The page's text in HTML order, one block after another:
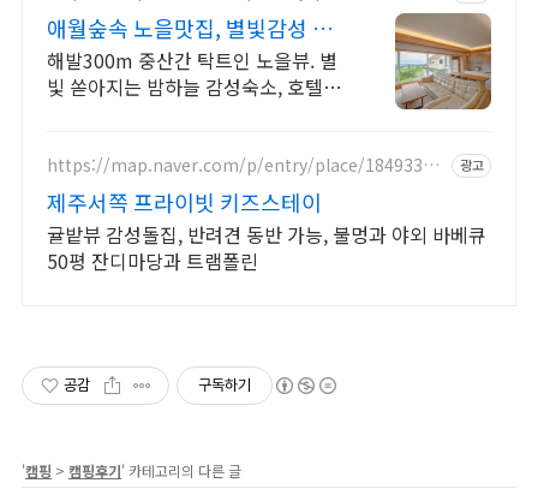
애월숲속 노을맛집, 별빛감성 아
기용품 완벽구비, 대가족
해발300m 중산간 탁트인 노을뷰. 별
빛 쏟아지는 밤하늘 감성숙소, 호텔급
대가족 여행
https://map.naver.com/p/entry/place/18493364
광고
제주서쪽 프라이빗 키즈스테이
귤밭뷰 감성돌집, 반려견 동반 가능, 불멍과 야외 바베큐
50평 잔디마당과 트램폴린
공감 구독하기
'캠핑 > 캠핑후기' 카테고리의 다른 글